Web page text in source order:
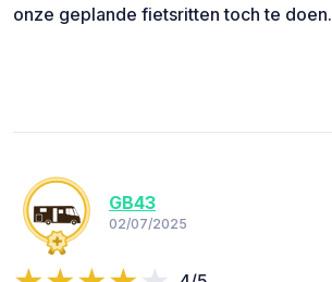
onze geplande fietsritten toch te doen.
GB43
02/07/2025